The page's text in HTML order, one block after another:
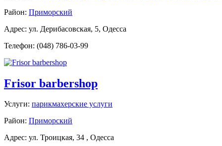
Район: Приморский
Адрес: ул. Дерибасовская, 5, Одесса
Телефон: (048) 786-03-99
Frisor barbershop
Услуги: парикмахерские услуги
Район: Приморский
Адрес: ул. Троицкая, 34 , Одесса